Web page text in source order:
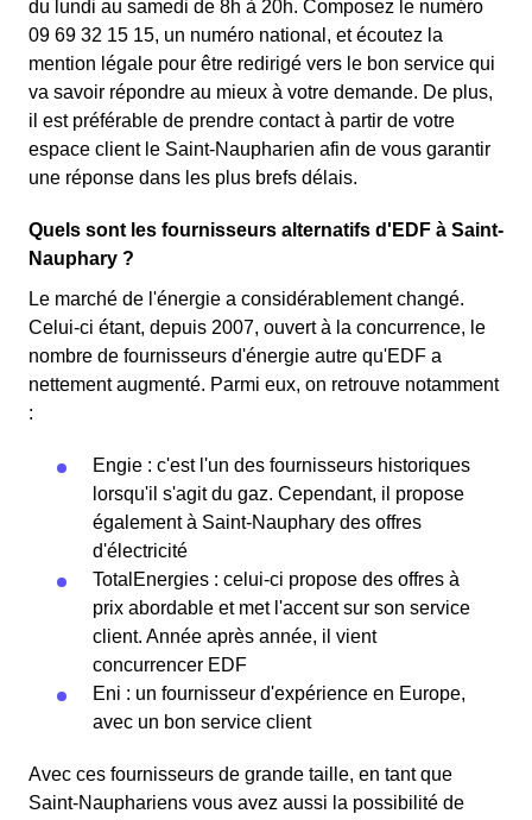
du lundi au samedi de 8h à 20h. Composez le numéro
09 69 32 15 15, un numéro national, et écoutez la
mention légale pour être redirigé vers le bon service qui
va savoir répondre au mieux à votre demande. De plus,
il est préférable de prendre contact à partir de votre
espace client le Saint-Naupharien afin de vous garantir
une réponse dans les plus brefs délais.
Quels sont les fournisseurs alternatifs d'EDF à Saint-
Nauphary ?
Le marché de l'énergie a considérablement changé.
Celui-ci étant, depuis 2007, ouvert à la concurrence, le
nombre de fournisseurs d'énergie autre qu'EDF a
nettement augmenté. Parmi eux, on retrouve notamment
:
Engie : c'est l'un des fournisseurs historiques
lorsqu'il s'agit du gaz. Cependant, il propose
également à Saint-Nauphary des offres
d'électricité
TotalEnergies : celui-ci propose des offres à
prix abordable et met l'accent sur son service
client. Année après année, il vient
concurrencer EDF
Eni : un fournisseur d'expérience en Europe,
avec un bon service client
Avec ces fournisseurs de grande taille, en tant que
Saint-Nauphariens vous avez aussi la possibilité de